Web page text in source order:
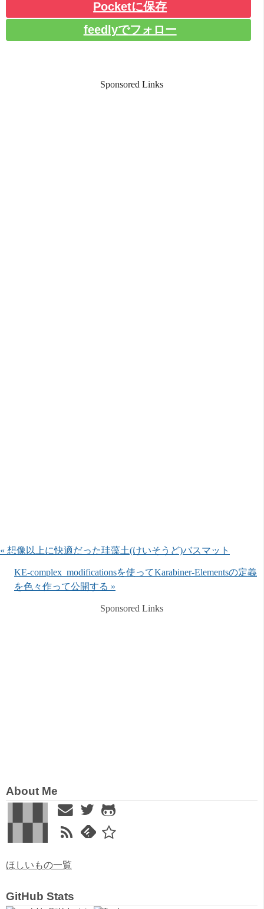
Pocketに保存
feedlyでフォロー
Sponsored Links
« 想像以上に快適だった珪藻土(けいそうど)バスマット
KE-complex_modificationsを使ってKarabiner-Elementsの定義
を色々作って公開する »
Sponsored Links
About Me
ほしいもの一覧
GitHub Stats